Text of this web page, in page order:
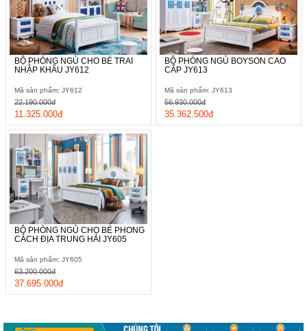
BỘ PHÒNG NGỦ CHO BÉ TRAI
NHẬP KHẨU JY612
Mã sản phẩm: JY612
11.325.000đ
22.190.000đ
BỘ PHÒNG NGỦ BOYSON CAO
CẤP JY613
Mã sản phẩm: JY613
35.362.500đ
56.930.000đ
BỘ PHÒNG NGỦ CHO BÉ PHONG
CÁCH ĐỊA TRUNG HẢI JY605
Mã sản phẩm: JY605
37.695.000đ
63.200.000đ